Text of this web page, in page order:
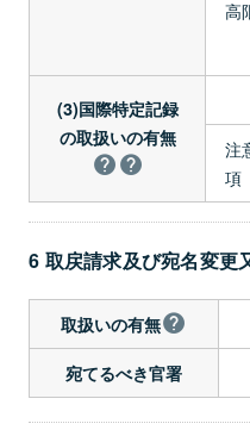
高
(3)国際特定記録
の取扱いの有無
注
項
6 取戻請求及び宛名変更
取扱いの有無
宛てるべき官署